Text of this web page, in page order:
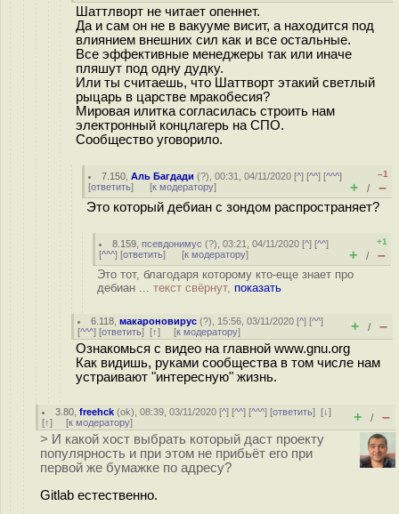
Шаттлворт не читает опеннет.
Да и сам он не в вакууме висит, а находится под
влиянием внешних сил как и все остальные.
Все эффективные менеджеры так или иначе
пляшут под одну дудку.
Или ты считаешь, что Шаттворт этакий светлый
рыцарь в царстве мракобесия?
Мировая илитка согласилась строить нам
электронный концлагерь на СПО.
Сообщество уговорило.
7.150 ,Аль Багдади (?), 00:31, 04/11/2020 [^] [^^] [^^^]
[ответить] [к модератору]
–1
+ / –
Это который дебиан с зондом распространяет?
8.159 ,псевдонимус (?), 03:21, 04/11/2020 [^] [^^]
[^^^] [ответить] [к модератору]
+1
+ / –
Это тот, благодаря которому кто-еще знает про
дебиан ... текст свёрнут, показать
6.118 ,макароновирус (?), 15:56, 03/11/2020 [^] [^^]
[^^^] [ответить] [↑] [к модератору] + / –
Ознакомься с видео на главной www.gnu.org
Как видишь, руками сообщества в том числе нам
устраивают "интересную" жизнь.
3.80 ,freehck (ok), 08:39, 03/11/2020 [^] [^^] [^^^] [ответить][↓]
[↑] [к модератору] + / –
> И какой хост выбрать который даст проекту
популярность и при этом не прибьёт его при
первой же бумажке по адресу?
Gitlab естественно.